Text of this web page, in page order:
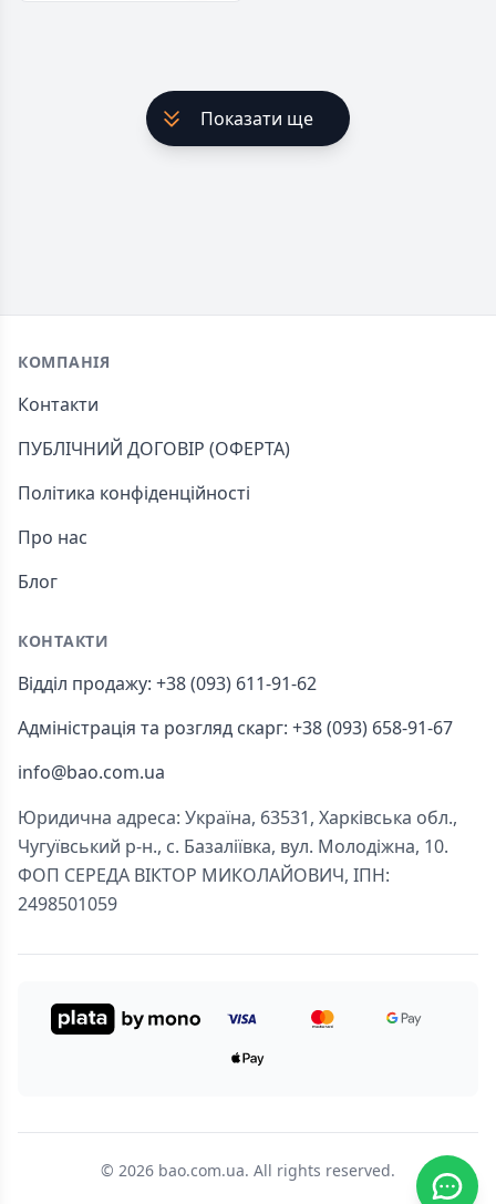
Показати ще
Footer
КОМПАНІЯ
Контакти
ПУБЛІЧНИЙ ДОГОВІР (ОФЕРТА)
Політика конфіденційності
Про нас
Блог
КОНТАКТИ
Відділ продажу: +38 (093) 611-91-62
Адміністрація та розгляд скарг: +38 (093) 658-91-67
info@bao.com.ua
Юридична адреса: Україна, 63531, Харківська обл.,
Чугуївський р-н., с. Базаліївка, вул. Молодіжна, 10.
ФОП СЕРЕДА ВІКТОР МИКОЛАЙОВИЧ, ІПН:
2498501059
© 2026 bao.com.ua. All rights reserved.